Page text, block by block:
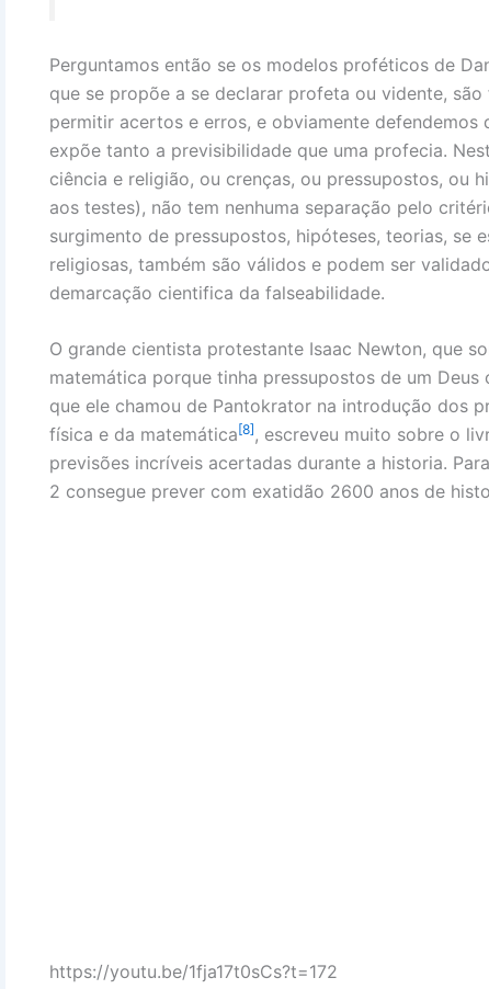
Perguntamos então se os modelos proféticos de
que se propõe a se declarar profeta ou vidente,
permitir acertos e erros, e obviamente defendemos
expõe tanto a previsibilidade que uma profecia.
ciência e religião, ou crenças, ou pressupostos, ou
aos testes), não tem nenhuma separação pelo
surgimento de pressupostos, hipóteses, teorias, se
religiosas, também são válidos e podem ser
demarcação cientifica da falseabilidade.
O grande cientista protestante Isaac Newton, que
matemática porque tinha pressupostos de um Deus
que ele chamou de Pantokrator na introdução dos
física e da matemática[8], escreveu muito sobre o
previsões incríveis acertadas durante a historia.
2 consegue prever com exatidão 2600 anos de
https://youtu.be/1fja17t0sCs?t=172